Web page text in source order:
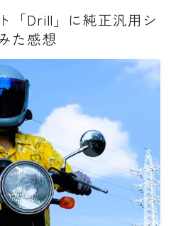
「Drill」に純正汎用シ
た感想